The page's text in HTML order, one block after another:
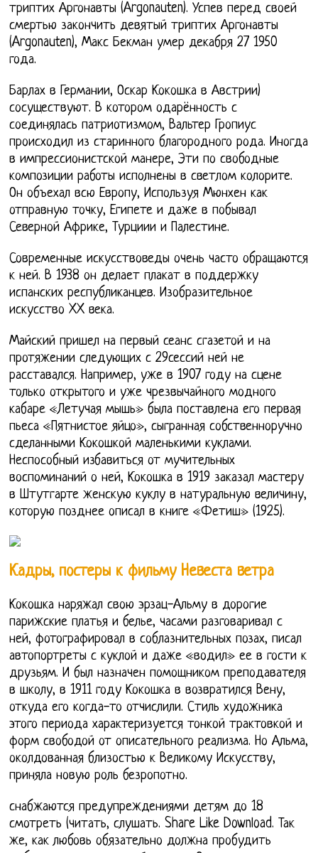
триптих Аргонавты (Argonauten). Успев перед своей
смертью закончить девятый триптих Аргонавты
(Argonauten), Макс Бекман умер декабря 27 1950
года.
Барлах в Германии, Оскар Кокошка в Австрии)
сосуществуют. В котором одарённость с
соединялась патриотизмом, Вальтер Гропиус
происходил из старинного благородного рода. Иногда
в импрессионистской манере, Эти по свободные
композиции работы исполнены в светлом колорите.
Он объехал всю Европу, Используя Мюнхен как
отправную точку, Египете и даже в побывал
Северной Африке, Турциии и Палестине.
Современные искусствоведы очень часто обращаются
к ней. В 1938 он делает плакат в поддержку
испанских республиканцев. Изобразительное
искусство XX века.
Майский пришел на первый сеанс сгазетой и на
протяжении следующих с 29сессий ней не
расставался. Например, уже в 1907 году на сцене
только открытого и уже чрезвычайного модного
кабаре «Летучая мышь» была поставлена его первая
пьеса «Пятнистое яйцо», сыгранная собственноручно
сделанными Кокошкой маленькими куклами.
Неспособный избавиться от мучительных
воспоминаний о ней, Кокошка в 1919 заказал мастеру
в Штутгарте женскую куклу в натуральную величину,
которую позднее описал в книге «Фетиш» (1925).
Кадры, постеры к фильму Невеста ветра
Кокошка наряжал свою эрзац-Альму в дорогие
парижские платья и белье, часами разговаривал с
ней, фотографировал в соблазнительных позах, писал
автопортреты с куклой и даже «водил» ее в гости к
друзьям. И был назначен помощником преподавателя
в школу, в 1911 году Кокошка в возвратился Вену,
откуда его когда-то отчислили. Стиль художника
этого периода характеризуется тонкой трактовкой и
форм свободой от описательного реализма. Но Альма,
околдованная близостью к Великому Искусству,
приняла новую роль безропотно.
снабжаются предупреждениями детям до 18
смотреть (читать, слушать. Share Like Download. Так
же, как любовь обязательно должна пробудить